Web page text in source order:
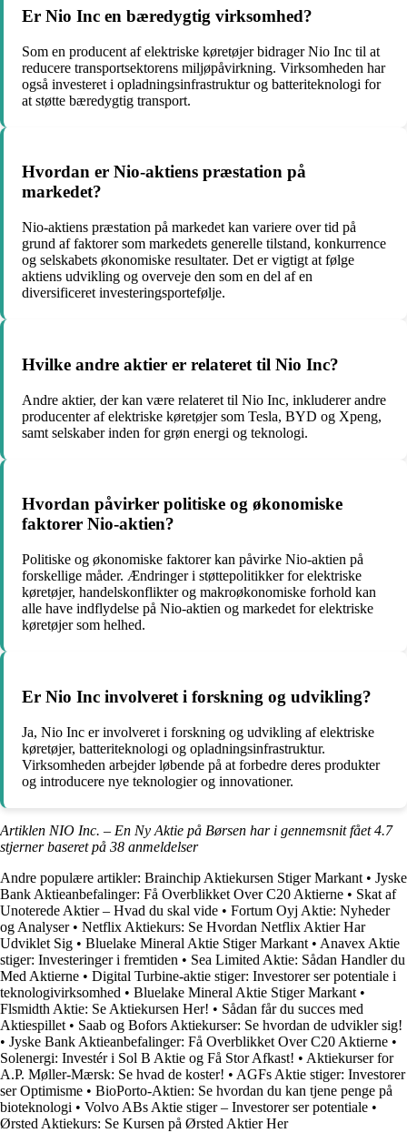
Er Nio Inc en bæredygtig virksomhed?
Som en producent af elektriske køretøjer bidrager Nio Inc til at
reducere transportsektorens miljøpåvirkning. Virksomheden har
også investeret i opladningsinfrastruktur og batteriteknologi for
at støtte bæredygtig transport.
Hvordan er Nio-aktiens præstation på
markedet?
Nio-aktiens præstation på markedet kan variere over tid på
grund af faktorer som markedets generelle tilstand, konkurrence
og selskabets økonomiske resultater. Det er vigtigt at følge
aktiens udvikling og overveje den som en del af en
diversificeret investeringsportefølje.
Hvilke andre aktier er relateret til Nio Inc?
Andre aktier, der kan være relateret til Nio Inc, inkluderer andre
producenter af elektriske køretøjer som Tesla, BYD og Xpeng,
samt selskaber inden for grøn energi og teknologi.
Hvordan påvirker politiske og økonomiske
faktorer Nio-aktien?
Politiske og økonomiske faktorer kan påvirke Nio-aktien på
forskellige måder. Ændringer i støttepolitikker for elektriske
køretøjer, handelskonflikter og makroøkonomiske forhold kan
alle have indflydelse på Nio-aktien og markedet for elektriske
køretøjer som helhed.
Er Nio Inc involveret i forskning og udvikling?
Ja, Nio Inc er involveret i forskning og udvikling af elektriske
køretøjer, batteriteknologi og opladningsinfrastruktur.
Virksomheden arbejder løbende på at forbedre deres produkter
og introducere nye teknologier og innovationer.
Artiklen NIO Inc. – En Ny Aktie på Børsen har i gennemsnit fået4.7
stjerner baseret på 38 anmeldelser
Andre populære artikler: Brainchip Aktiekursen Stiger Markant • Jyske
Bank Aktieanbefalinger: Få Overblikket Over C20 Aktierne • Skat af
Unoterede Aktier – Hvad du skal vide • Fortum Oyj Aktie: Nyheder
og Analyser• Netflix Aktiekurs: Se Hvordan Netflix Aktier Har
Udviklet Sig • Bluelake Mineral Aktie Stiger Markant • Anavex Aktie
stiger: Investeringer i fremtiden • Sea Limited Aktie: Sådan Handler du
Med Aktierne • Digital Turbine-aktie stiger: Investorer ser potentiale i
teknologivirksomhed • Bluelake Mineral Aktie Stiger Markant •
Flsmidth Aktie: Se Aktiekursen Her! • Sådan får du succes med
Aktiespillet • Saab og Bofors Aktiekurser: Se hvordan de udvikler sig!
• Jyske Bank Aktieanbefalinger: Få Overblikket Over C20 Aktierne •
Solenergi: Investér i Sol B Aktie og Få Stor Afkast! • Aktiekurser for
A.P. Møller-Mærsk: Se hvad de koster! • AGFs Aktie stiger: Investorer
ser Optimisme • BioPorto-Aktien: Se hvordan du kan tjene penge på
bioteknologi • Volvo ABs Aktie stiger – Investorer ser potentiale •
Ørsted Aktiekurs: Se Kursen på Ørsted Aktier Her